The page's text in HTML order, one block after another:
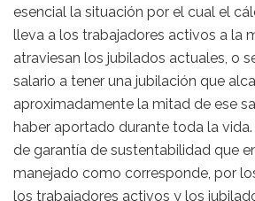
esencial la situación por el cual el
lleva a los trabajadores activos a la
atraviesan los jubilados actuales, o
salario a tener una jubilación que
aproximadamente la mitad de ese
haber aportado durante toda la
de garantía de sustentabilidad que
manejado como corresponde, por
los trabajadores activos y los